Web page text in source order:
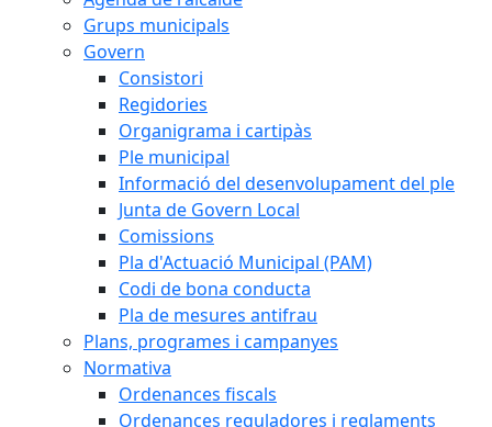
Grups municipals
Govern
Consistori
Regidories
Organigrama i cartipàs
Ple municipal
Informació del desenvolupament del ple
Junta de Govern Local
Comissions
Pla d'Actuació Municipal (PAM)
Codi de bona conducta
Pla de mesures antifrau
Plans, programes i campanyes
Normativa
Ordenances fiscals
Ordenances reguladores i reglaments